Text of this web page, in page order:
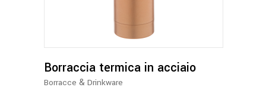
varianti.
Le
opzioni
possono
Borraccia termica in acciaio
Borracce & Drinkware